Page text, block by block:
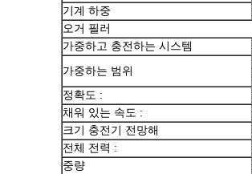
기계 하중
오거 필러
가중하고 충전하는 시스템
가중하는 범위
정확도 :
채워 있는 속도 :
크기 충전기 전망해
전체 전력 :
중량